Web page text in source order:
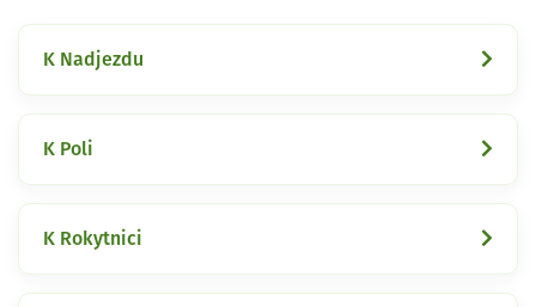
K Nadjezdu
K Poli
K Rokytnici